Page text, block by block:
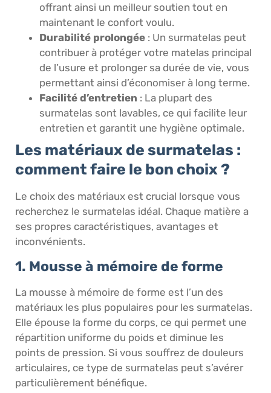
offrant ainsi un meilleur soutien tout en
maintenant le confort voulu.
Durabilité prolongée : Un surmatelas peut
contribuer à protéger votre matelas principal
de l’usure et prolonger sa durée de vie, vous
permettant ainsi d’économiser à long terme.
Facilité d’entretien : La plupart des
surmatelas sont lavables, ce qui facilite leur
entretien et garantit une hygiène optimale.
Les matériaux de surmatelas :
comment faire le bon choix ?
Le choix des matériaux est crucial lorsque vous
recherchez le surmatelas idéal. Chaque matière a
ses propres caractéristiques, avantages et
inconvénients.
1. Mousse à mémoire de forme
La mousse à mémoire de forme est l’un des
matériaux les plus populaires pour les surmatelas.
Elle épouse la forme du corps, ce qui permet une
répartition uniforme du poids et diminue les
points de pression. Si vous souffrez de douleurs
articulaires, ce type de surmatelas peut s’avérer
particulièrement bénéfique.